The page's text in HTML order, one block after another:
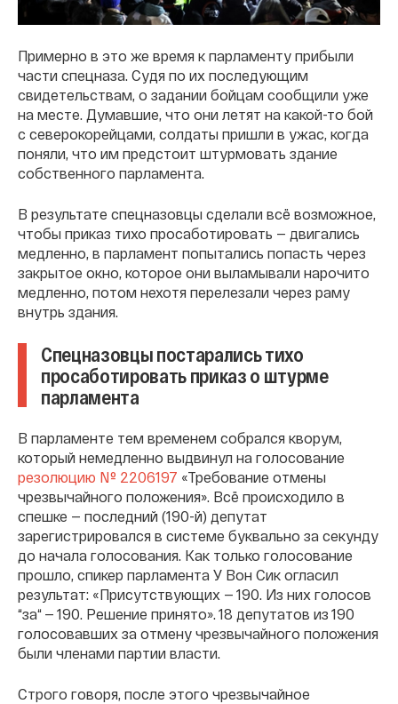
Примерно в это же время к парламенту прибыли
части спецназа. Судя по их последующим
свидетельствам, о задании бойцам сообщили уже
на месте. Думавшие, что они летят на какой-то бой
с северокорейцами, солдаты пришли в ужас, когда
поняли, что им предстоит штурмовать здание
собственного парламента.
В результате спецназовцы сделали всё возможное,
чтобы приказ тихо просаботировать — двигались
медленно, в парламент попытались попасть через
закрытое окно, которое они выламывали нарочито
медленно, потом нехотя перелезали через раму
внутрь здания.
Спецназовцы постарались тихо
просаботировать приказ о штурме
парламента
В парламенте тем временем собрался кворум,
который немедленно выдвинул на голосование
резолюцию № 2206197 «Требование отмены
чрезвычайного положения». Всё происходило в
спешке — последний (190-й) депутат
зарегистрировался в системе буквально за секунду
до начала голосования. Как только голосование
прошло, спикер парламента У Вон Сик огласил
результат: «Присутствующих — 190. Из них голосов
“за“ — 190. Решение принято». 18 депутатов из 190
голосовавших за отмену чрезвычайного положения
были членами партии власти.
Строго говоря, после этого чрезвычайное